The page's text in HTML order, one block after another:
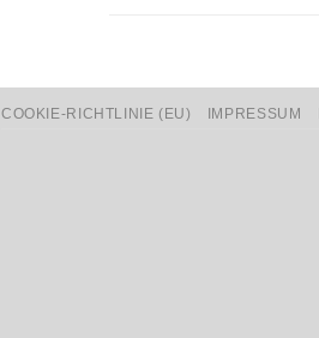
COOKIE-RICHTLINIE (EU) IMPRESSUM